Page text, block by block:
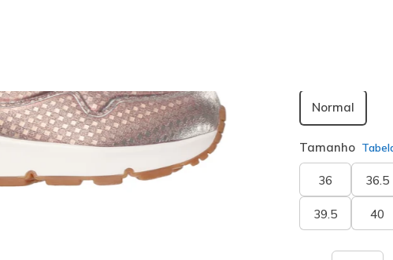
Normal
Tamanho
36 36.5
39.5 40